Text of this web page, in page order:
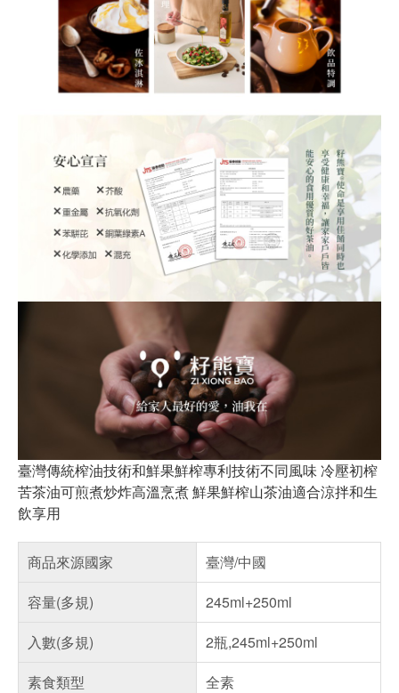
臺灣傳統榨油技術和鮮果鮮榨專利技術不同風味冷壓初榨
苦茶油可煎煮炒炸高溫烹煮 鮮果鮮榨山茶油適合涼拌和生
飲享用
商品來源國家
臺灣/中國
容量(多規)
245ml+250ml
入數(多規)
2瓶,245ml+250ml
素食類型
全素